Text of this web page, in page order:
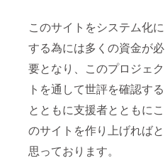
このサイトをシステム化に
する為には多くの資金が必
要となり、このプロジェク
トを通して世評を確認する
とともに支援者とともにこ
のサイトを作り上げればと
思っております。